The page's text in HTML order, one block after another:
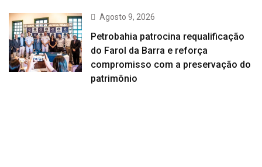
Agosto 9, 2026
Petrobahia patrocina requalificação
do Farol da Barra e reforça
compromisso com a preservação do
patrimônio